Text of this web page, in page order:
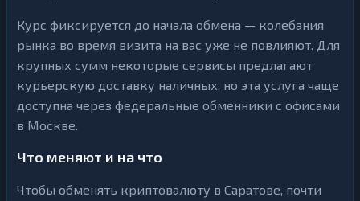
Курс фиксируется до начала обмена — колебания
рынка во время визита на вас уже не повлияют. Для
крупных сумм некоторые сервисы предлагают
курьерскую доставку наличных, но эта услуга чаще
доступна через федеральные обменники с офисами
в Москве.
Что меняют и на что
Чтобы обменять криптовалюту в Саратове, почти